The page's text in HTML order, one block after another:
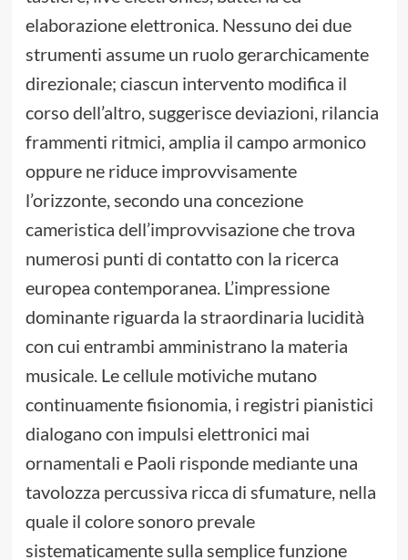
elaborazione elettronica. Nessuno dei due
strumenti assume un ruolo gerarchicamente
direzionale; ciascun intervento modifica il
corso dell’altro, suggerisce deviazioni, rilancia
frammenti ritmici, amplia il campo armonico
oppure ne riduce improvvisamente
l’orizzonte, secondo una concezione
cameristica dell’improvvisazione che trova
numerosi punti di contatto con la ricerca
europea contemporanea. L’impressione
dominante riguarda la straordinaria lucidità
con cui entrambi amministrano la materia
musicale. Le cellule motiviche mutano
continuamente fisionomia, i registri pianistici
dialogano con impulsi elettronici mai
ornamentali e Paoli risponde mediante una
tavolozza percussiva ricca di sfumature, nella
quale il colore sonoro prevale
sistematicamente sulla semplice funzione